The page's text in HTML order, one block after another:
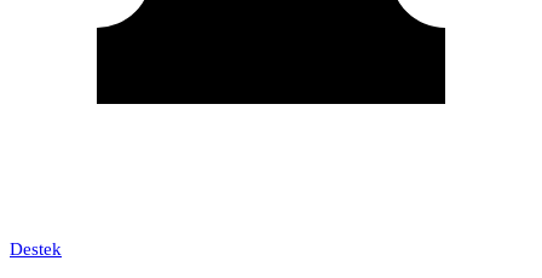
Destek